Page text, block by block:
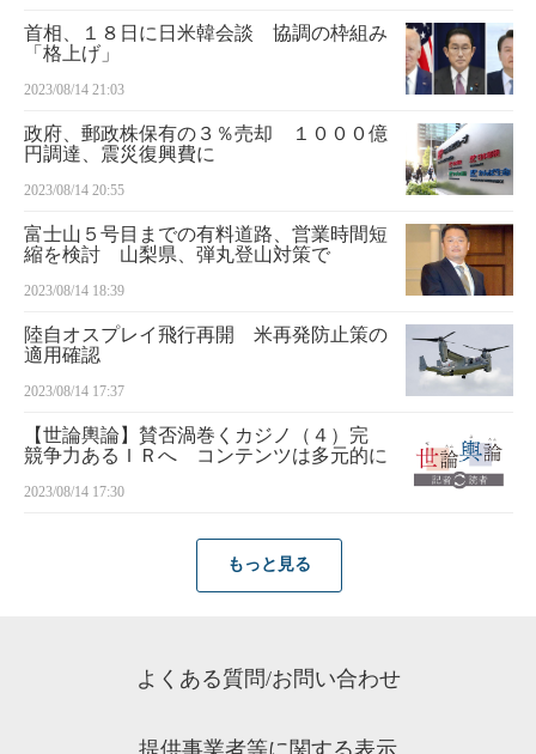
首相、１８日に日米韓会談 協調の枠組み
「格上げ」
2023/08/14 21:03
政府、郵政株保有の３％売却 １０００億
円調達、震災復興費に
2023/08/14 20:55
富士山５号目までの有料道路、営業時間短
縮を検討 山梨県、弾丸登山対策で
2023/08/14 18:39
陸自オスプレイ飛行再開 米再発防止策の
適用確認
2023/08/14 17:37
【世論輿論】賛否渦巻くカジノ（４）完
競争力あるＩＲへ コンテンツは多元的に
2023/08/14 17:30
もっと見る
よくある質問/お問い合わせ